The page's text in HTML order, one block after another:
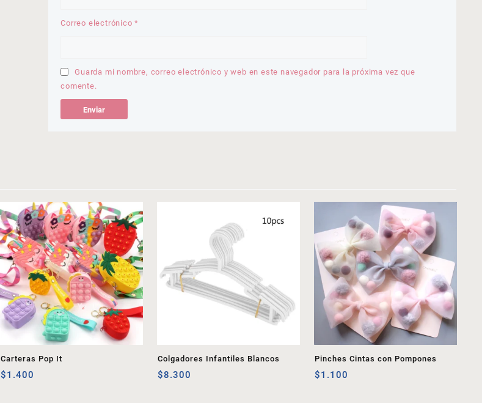
Correo electrónico*
Guarda mi nombre, correo electrónico y web en este navegador para la próxima vez que
comente.
Carteras Pop It
$1.400
Colgadores Infantiles Blancos
$8.300
Pinches Cintas con Pompones
$1.100